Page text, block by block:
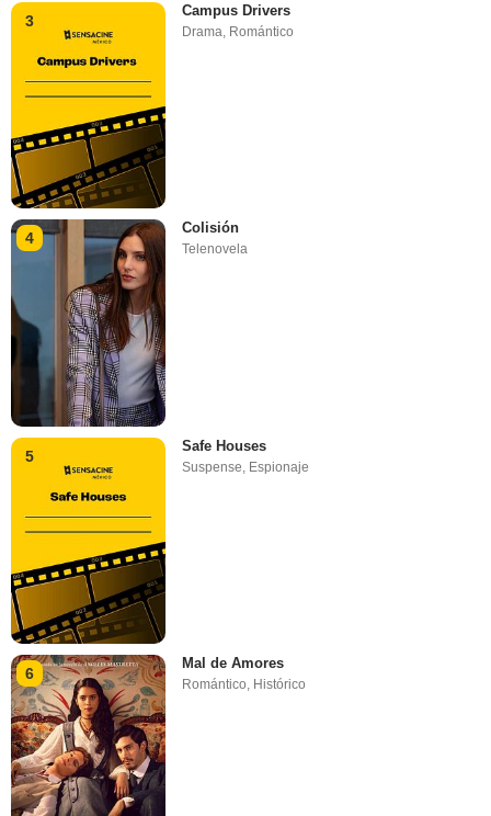
3
Campus Drivers
Drama, Romántico
4
Colisión
Telenovela
5
Safe Houses
Suspense Espionaje
6
Mal de Amores
Romántico, Histórico